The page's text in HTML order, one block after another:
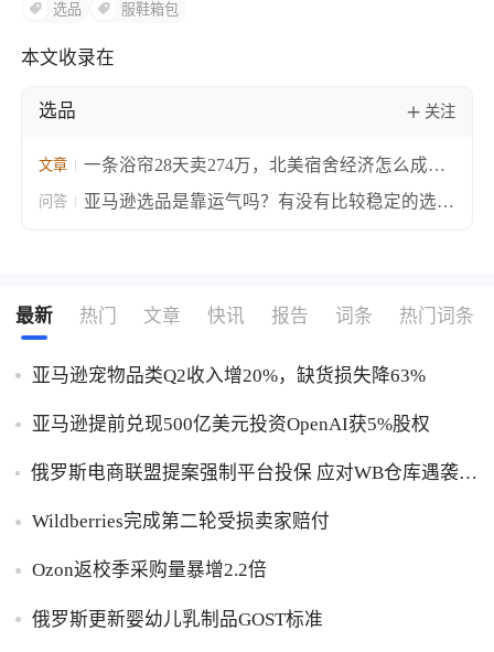
选品 服鞋箱包
本文收录在
选品 关注
文章
一条浴帘28天卖274万，北美宿舍经济怎么成了
跨境卖家的提款机？
问答
亚马逊选品是靠运气吗？有没有比较稳定的选品
最新 热门 文章 快讯 报告 词条 热门词条
亚马逊宠物品类Q2收入增20%，缺货损失降63%
亚马逊提前兑现500亿美元投资OpenAI获5%股权
俄罗斯电商联盟提案强制平台投保 应对WB仓库遇袭卖
Wildberries完成第二轮受损卖家赔付
Ozon返校季采购量暴增2.2倍
俄罗斯更新婴幼儿乳制品GOST标准